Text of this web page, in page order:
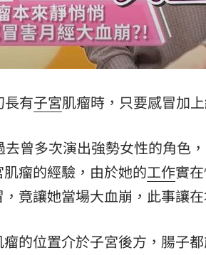
15:27
上直播 18:00
千萬頭獎超「爸」氣
職涯論壇9/12登場！ 10:30
7s掀足球熱潮 10:00
長有子宮肌瘤時，只要感冒加
曾多次演出強勢女性的角色
瘤的經驗，由於她的工作實
竟讓她當場大血崩，此事讓
的位置介於子宮後方，腸子